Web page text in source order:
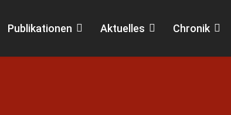
Publikationen Aktuelles Chronik